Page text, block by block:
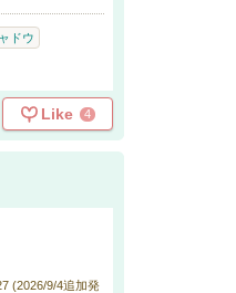
ドウ
Like 4
(2026/9/4追加発